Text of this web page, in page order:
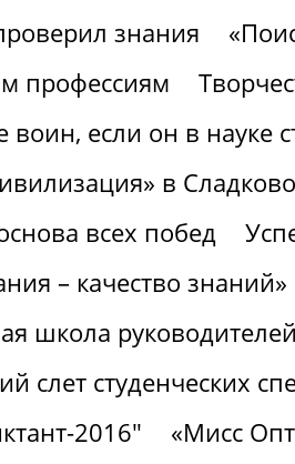
знания
профессиям
если он в науке
в Сладково
всех побед
– качество знаний»
школа
слет студенческих
2016"
«Мисс